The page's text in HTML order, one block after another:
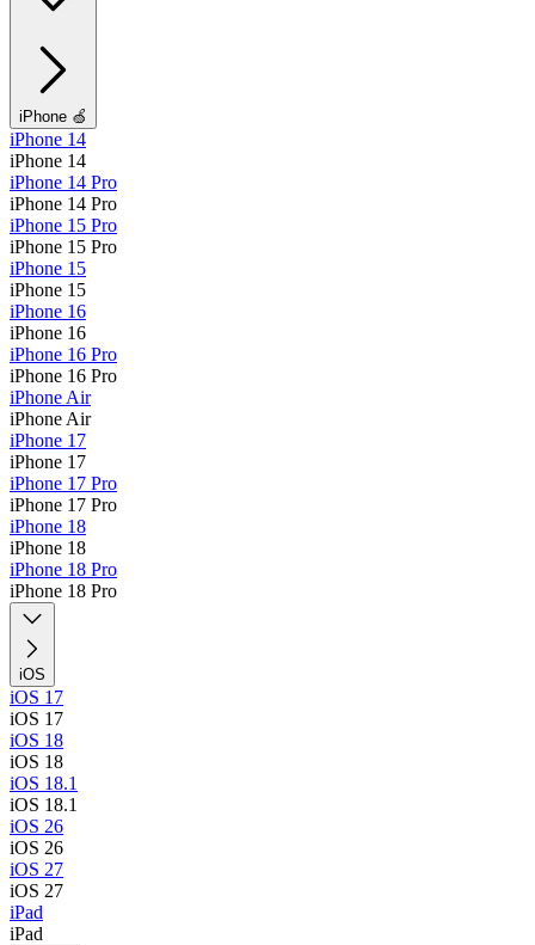
iPhone 🍏
iPhone 14
iPhone 14
iPhone 14 Pro
iPhone 14 Pro
iPhone 15 Pro
iPhone 15 Pro
iPhone 15
iPhone 15
iPhone 16
iPhone 16
iPhone 16 Pro
iPhone 16 Pro
iPhone Air
iPhone Air
iPhone 17
iPhone 17
iPhone 17 Pro
iPhone 17 Pro
iPhone 18
iPhone 18
iPhone 18 Pro
iPhone 18 Pro
iOS
iOS 17
iOS 17
iOS 18
iOS 18
iOS 18.1
iOS 18.1
iOS 26
iOS 26
iOS 27
iOS 27
iPad
iPad